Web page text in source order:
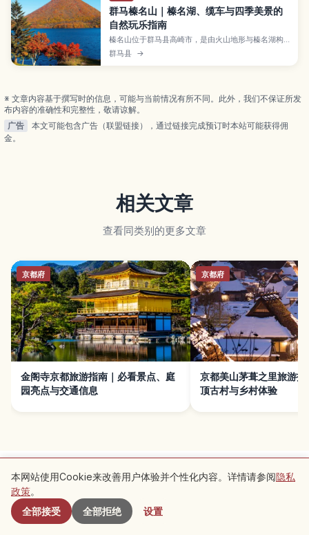
群马榛名山｜榛名湖、缆车与四季美景的
自然玩乐指南
榛名山位于群马县高崎市，是由火山地形与榛名湖构
成的著名景区，春有新绿与樱花、夏季避暑、秋赏红
叶、冬看雪景，一年四季景色各异。文章将介绍榛名
士。
群马县 →
※ 文章内容基于撰写时的信息，可能与当前情况有所不同。此外，我们不保证所发
布内容的准确性和完整性，敬请谅解。
广告
本文可能包含广告（联盟链接），通过链接完成预订时本站可能获得佣
金。
相关文章
查看同类别的更多文章
京都府
金阁寺京都旅游指南｜必看景点、庭
园亮点与交通信息
京都府
京都美山茅葺之里旅游指
顶古村与乡村体验
附近景点
了解传统文化
使用条款隐私政策
本网站使用Cookie来改善用户体验并个性化内容。详情请参阅隐私
政策。
全部接受
全部拒绝 设置